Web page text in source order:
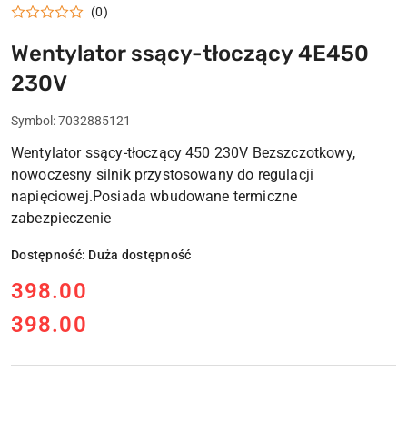
(0)
Wentylator ssący-tłoczący 4E450
230V
Symbol:7032885121
Wentylator ssący-tłoczący 450 230V Bezszczotkowy,
nowoczesny silnik przystosowany do regulacji
napięciowej.Posiada wbudowane termiczne
zabezpieczenie
Dostępność: Duża dostępność
cena:
398.00
Cena:
398.00